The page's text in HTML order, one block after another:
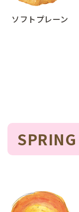
ソフトプレーン
SPRING